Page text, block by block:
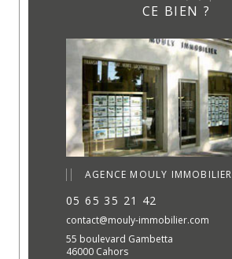
CE BIEN ?
AGENCE MOULY IMMOBILIER
05 65 35 21 42
contact@mouly-immobilier.com
55 boulevard Gambetta
46000 Cahors